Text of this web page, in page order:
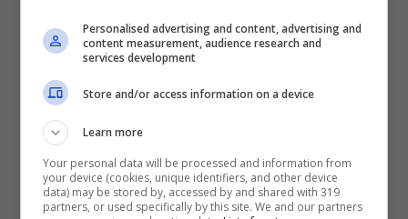
La mostra, ad ingresso libero, sarà visitabile
Personalised advertising and content, advertising and
content measurement, audience research and
services development
Store and/or access information on a device
Learn more
Your personal data will be processed and information from
your device (cookies, unique identifiers, and other device
data) may be stored by, accessed by and shared with 319
partners, or used specifically by this site. We and our partners